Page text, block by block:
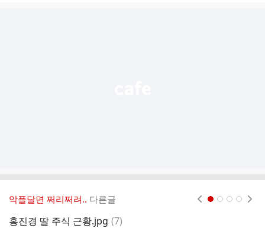
악플달면 쩌리쩌려.. 다른글
홍진경 딸 주식 근황.jpg 댓
(7)